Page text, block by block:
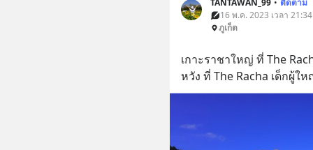
TANTAWAN_99 • ติดตาม
16 พ.ค. 2023 เวลา
ภูเก็ต
เกาะราชาใหญ่ ที่ The
หวัง ที่ The Racha เด็กผู้ใ